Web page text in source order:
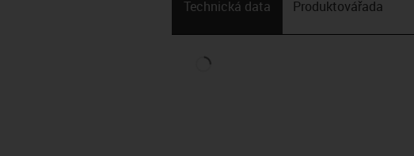
Technická data Produktová­řada